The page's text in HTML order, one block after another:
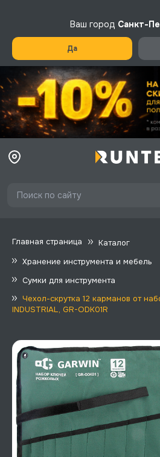
Ваш город Санкт-
Да
Главная страница
Каталог
Хранение инструмента и мебель
Сумки для инструмента
Чехол-скрутка 12 карманов от
INDUSTRIAL, GR-ODK01R